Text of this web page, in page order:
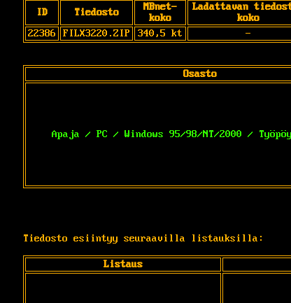
ID Tiedosto
MBnet-
koko
Ladattavan
koko
22386
FILX3220.ZIP 340,5 kt -
Osasto
Apaja / PC / Windows 95/98/NT/2000 /
Tiedosto esiintyy seuraavilla listauksilla:
Listaus